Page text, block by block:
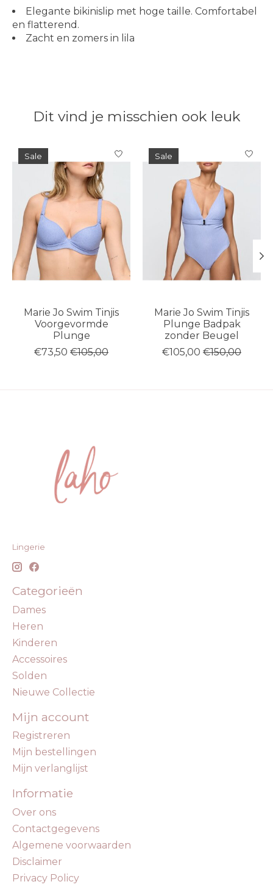
Elegante bikinislip met hoge taille. Comfortabel
en flatterend.
Zacht en zomers in lila
Dit vind je misschien ook leuk
Items van productcarrousel
Sale
Marie Jo Swim Tinjis
Voorgevormde
Plunge
€73,50 €105,00
Sale
Marie Jo Swim Tinjis
Plunge Badpak
zonder Beugel
€105,00 €150,00
Lingerie
Categorieën
Dames
Heren
Kinderen
Accessoires
Solden
Nieuwe Collectie
Mijn account
Registreren
Mijn bestellingen
Mijn verlanglijst
Informatie
Over ons
Contactgegevens
Algemene voorwaarden
Disclaimer
Privacy Policy